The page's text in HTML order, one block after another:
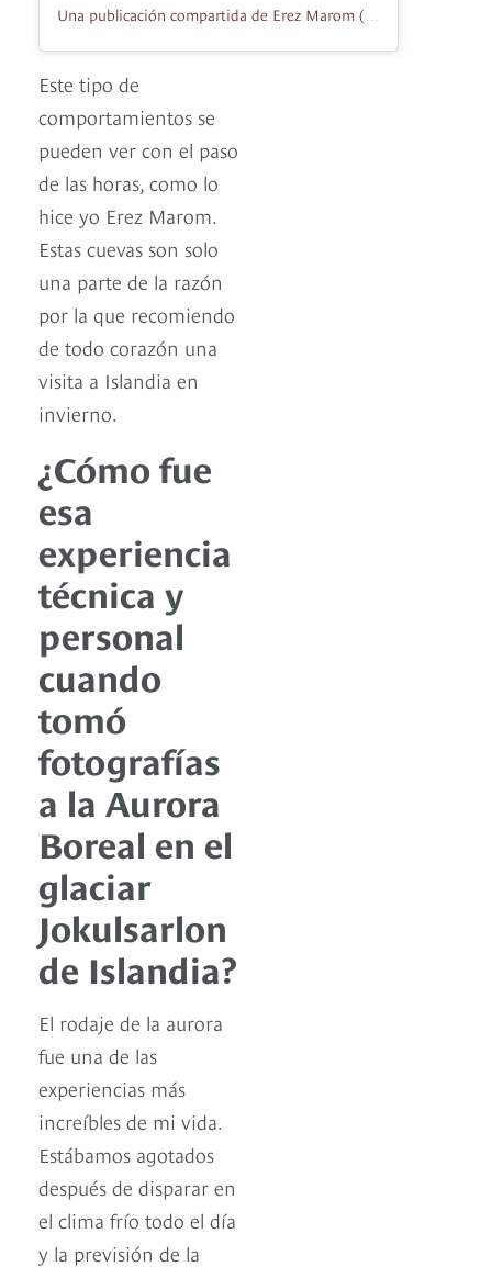
Este tipo de
comportamientos se
pueden ver con el paso
de las horas, como lo
hice yo Erez Marom.
Estas cuevas son solo
una parte de la razón
por la que recomiendo
de todo corazón una
visita a Islandia en
invierno.
¿Cómo fue
esa
experiencia
técnica y
personal
cuando
tomó
fotografías
a la Aurora
Boreal en el
glaciar
Jokulsarlon
de Islandia?
El rodaje de la aurora
fue una de las
experiencias más
increíbles de mi vida.
Estábamos agotados
después de disparar en
el clima frío todo el día
y la previsión de la